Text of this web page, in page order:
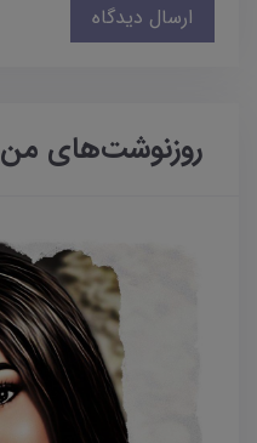
ارسال دیدگاه
روزنوشت‌های من